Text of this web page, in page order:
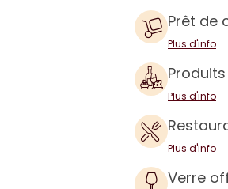
Prêt de
Plus d'info
Plus d'info
Plus d'info
Verre